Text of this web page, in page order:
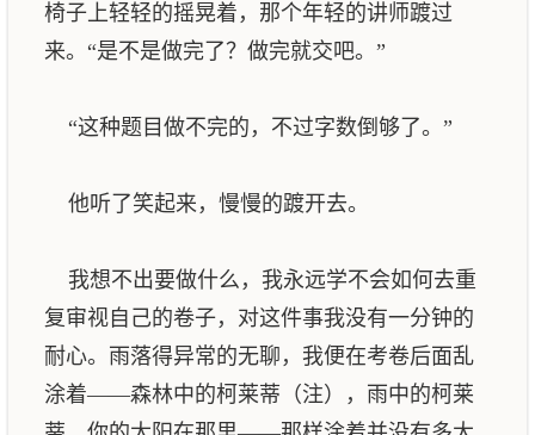
椅子上轻轻的摇晃着，那个年轻的讲师踱过
来。“是不是做完了？做完就交吧。”
“这种题目做不完的，不过字数倒够了。”
他听了笑起来，慢慢的踱开去。
我想不出要做什么，我永远学不会如何去重
复审视自己的卷子，对这件事我没有一分钟的
耐心。雨落得异常的无聊，我便在考卷后面乱
涂着——森林中的柯莱蒂（注），雨中的柯莱